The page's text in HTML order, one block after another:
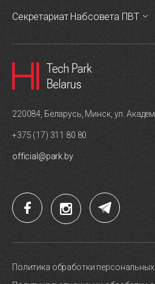
Секретариат Набсовета ПВТ
220084, Беларусь, Минск, ул.
+375 (17) 311 80 80
official@park.by
Политика обработки